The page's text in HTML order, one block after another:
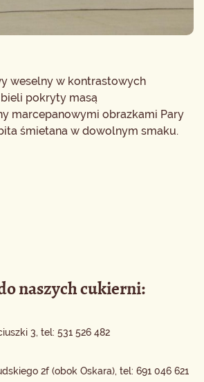
weselny w kontrastowych
pokryty masą
marcepanowymi obrazkami Pary
śmietana w dowolnym smaku.
naszych cukierni:
3, tel: 531 526 482
2f (obok Oskara), tel: 691 046 621